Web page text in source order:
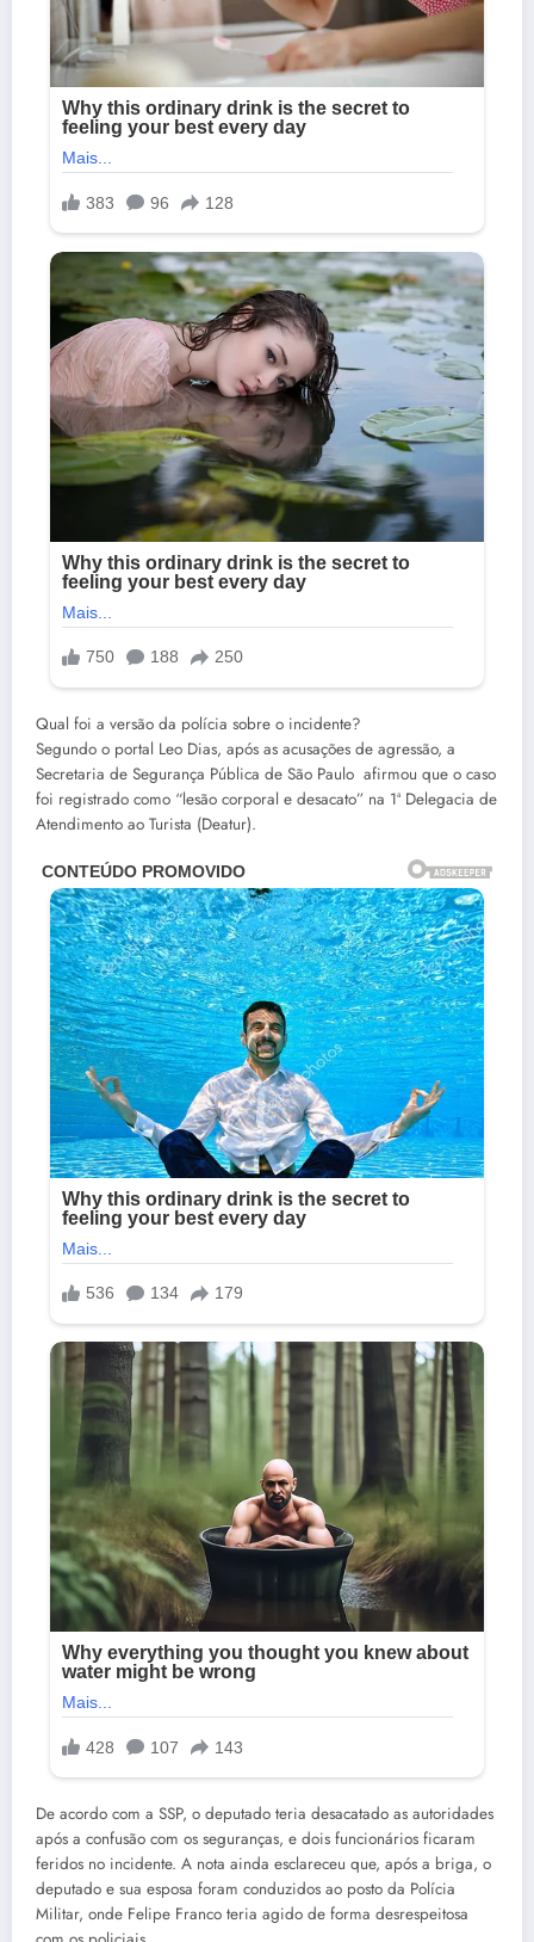
Qual foi a versão da polícia sobre o incidente?
Segundo o portal Leo Dias, após as acusações de agressão, a
Secretaria de Segurança Pública de São Paulo afirmou que o caso
foi registrado como “lesão corporal e desacato” na 1ª Delegacia de
Atendimento ao Turista (Deatur).
De acordo com a SSP, o deputado teria desacatado as autoridades
após a confusão com os seguranças, e dois funcionários ficaram
feridos no incidente. A nota ainda esclareceu que, após a briga, o
deputado e sua esposa foram conduzidos ao posto da Polícia
Militar, onde Felipe Franco teria agido de forma desrespeitosa